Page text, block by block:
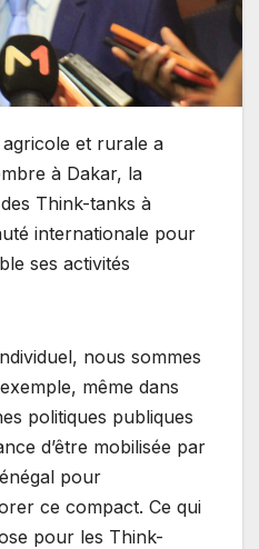
agricole et rurale a
à Dakar, la
Think-tanks à
internationale pour
ses activités
nous sommes
même dans
politiques publiques
d’être mobilisée par
pour
ce compact. Ce qui
pour les Think-